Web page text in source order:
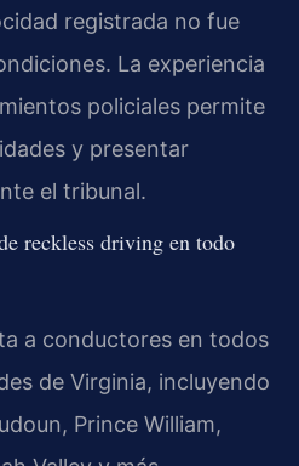
registrada no fue
La experiencia
policiales permite
y presentar
el tribunal.
reckless driving en todo
a conductores en todos
de Virginia, incluyendo
Prince William,